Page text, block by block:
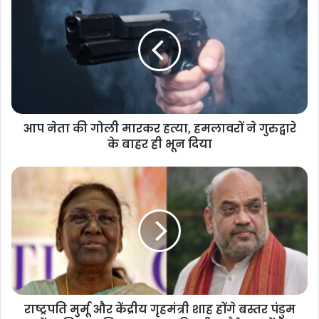
आप नेता की गोली मारकर हत्या, हमलावरों ने गुरुद्वारे
के बाहर ही भून दिया
राष्ट्रपति मुर्मू और केंद्रीय गृहमंत्री शाह होंगे बस्तर पंडुम